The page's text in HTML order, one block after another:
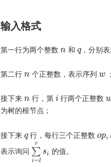
输入格式
第一行为两个整数n 和 q，分别
第二行n 个正整数，表示序列 w；
接下来n 行，第 i 行两个正整数u
为树的根节点；
接下来q行，每行三个正整数op,
表示询问 ∑
i=l
r
si 的值。